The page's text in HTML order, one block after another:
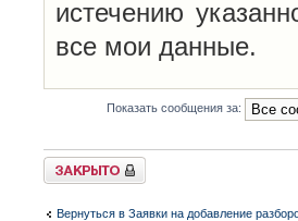
истечению
все мои данные.
Показать сообщения за:
Закрыто
Вернуться в Заявки на добавление